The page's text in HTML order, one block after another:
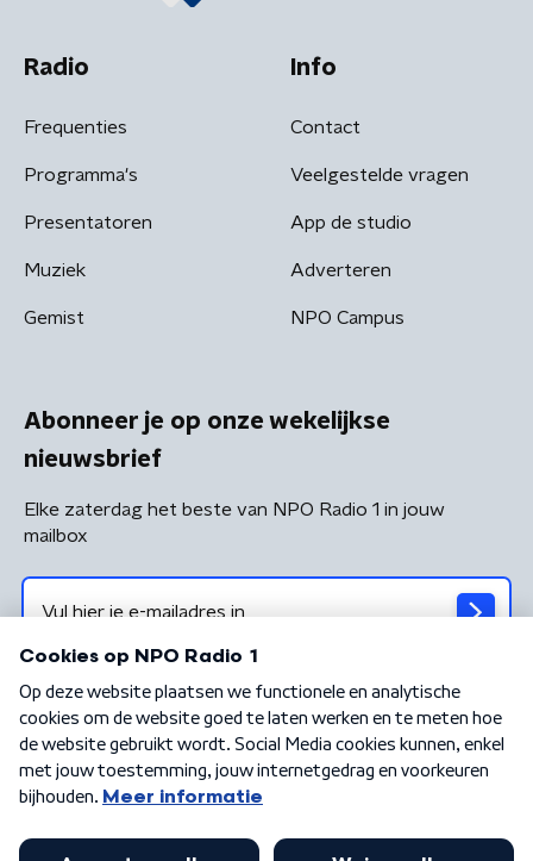
Radio
Frequenties
Programma's
Presentatoren
Muziek
Gemist
Info
Contact
Veelgestelde vragen
App de studio
Adverteren
NPO Campus
Abonneer je op onze wekelijkse
nieuwsbrief
Elke zaterdag het beste van NPO Radio 1 in jouw
mailbox
Algemene voorwaarden